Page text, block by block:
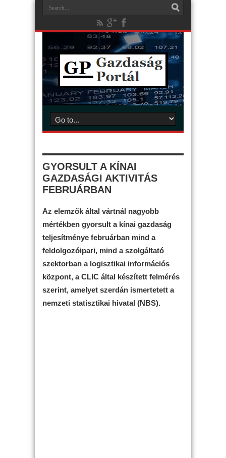
GYORSULT A KÍNAI
GAZDASÁGI AKTIVITÁS
FEBRUÁRBAN
Az elemzők által vártnál nagyobb
mértékben gyorsult a kínai gazdaság
teljesítménye februárban mind a
feldolgozóipari, mind a szolgáltató
szektorban a logisztikai információs
központ, a CLIC által készített felmérés
szerint, amelyet szerdán ismertetett a
nemzeti statisztikai hivatal (NBS).